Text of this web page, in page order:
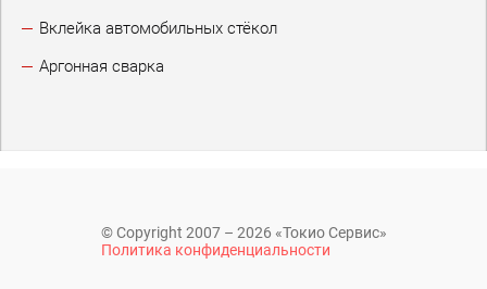
Вклейка автомобильных стёкол
Аргонная сварка
© Copyright 2007 – 2026 «Токио Сервис»
Политика конфиденциальности